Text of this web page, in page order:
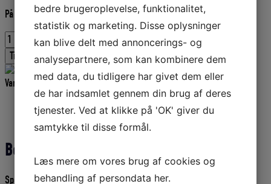
På fjernlager
Wema
950
mm
sensor
S5
Tilføj til kurv
Varenummer (SKU):COLWE323119 Kategori:Tanksensor S5 SAE 5
Beskrivelse
Yderligere information
Beskrivelse
Specifikationer:
bedre brugeroplevelse, funktionalitet,
statistik og marketing. Disse oplysninger
kan blive delt med annoncerings- og
analysepartnere, som kan kombinere dem
med data, du tidligere har givet dem eller
de har indsamlet gennem din brug af deres
tjenester. Ved at klikke på 'OK' giver du
samtykke til disse formål.
Læs mere om vores brug af cookies og
behandling af persondata her.